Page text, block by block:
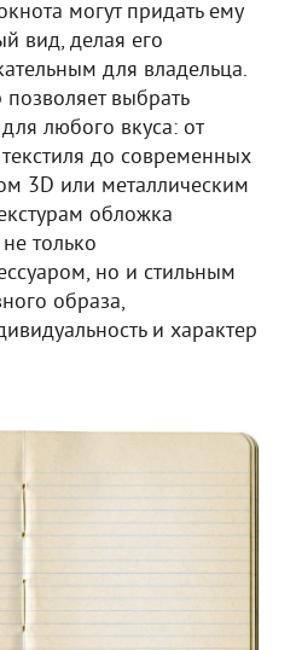
могут придать ему
вид, делая его
для владельца.
позволяет выбрать
любого вкуса: от
до современных
3D или металлическим
обложка
только
но и стильным
образа,
и характер